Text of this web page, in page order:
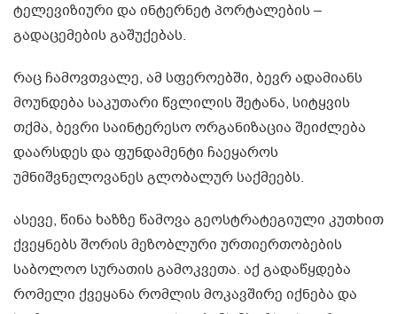
ტელევიზიური და ინტერნეტ პორტალების –
გადაცემების გაშუქებას.
რაც ჩამოვთვალე, ამ სფეროებში, ბევრ ადამიანს
მოუნდება საკუთარი წვლილის შეტანა, სიტყვის
თქმა, ბევრი საინტერესო ორგანიზაცია შეიძლება
დაარსდეს და ფუნდამენტი ჩაეყაროს
უმნიშვნელოვანეს გლობალურ საქმეებს.
ასევე, წინა ხაზზე წამოვა გეოსტრატეგიული კუთხით
ქვეყნებს შორის მეზობლური ურთიერთობების
საბოლოო სურათის გამოკვეთა. აქ გადაწყდება
რომელი ქვეყანა რომლის მოკავშირე იქნება და